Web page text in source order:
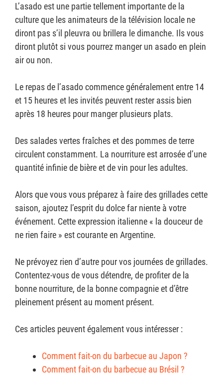
L’asado est une partie tellement importante de la
culture que les animateurs de la télévision locale ne
diront pas s’il pleuvra ou brillera le dimanche. Ils vous
diront plutôt si vous pourrez manger un asado en plein
air ou non.
Le repas de l’asado commence généralement entre 14
et 15 heures et les invités peuvent rester assis bien
après 18 heures pour manger plusieurs plats.
Des salades vertes fraîches et des pommes de terre
circulent constamment. La nourriture est arrosée d’une
quantité infinie de bière et de vin pour les adultes.
Alors que vous vous préparez à faire des grillades cette
saison, ajoutez l’esprit du dolce far niente à votre
événement. Cette expression italienne « la douceur de
ne rien faire » est courante en Argentine.
Ne prévoyez rien d’autre pour vos journées de grillades.
Contentez-vous de vous détendre, de profiter de la
bonne nourriture, de la bonne compagnie et d’être
pleinement présent au moment présent.
Ces articles peuvent également vous intéresser :
Comment fait-on du barbecue au Japon ?
Comment fait-on du barbecue au Brésil ?